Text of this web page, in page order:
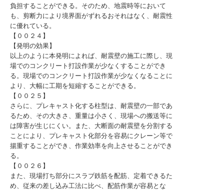
負担することができる。そのため、地震時等において
も、剪断力により境界面がずれるおそれはなく、耐震性
に優れている。
【００２４】
【発明の効果】
以上のように本発明によれば、耐震壁の施工に際し、現
場でのコンクリート打設作業が少なくすることができ
る。現場でのコンクリート打設作業が少なくなることに
より、大幅に工期を短縮することができる。
【００２５】
さらに、プレキャスト化する柱型は、耐震壁の一部であ
るため、その大きさ、重量は小さく、現場への搬送等に
は障害が生じにくい。また、大断面の耐震壁を分割する
ことにより、プレキャスト化部分を容易にクレーン等で
揚重することができ、作業効率を向上させることができ
る。
【００２６】
また、現場打ち部分にスラブ鉄筋を配筋、定着できるた
め、従来の差し込み工法に比べ、配筋作業が容易とな